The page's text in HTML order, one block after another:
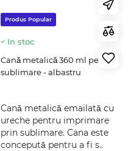
Produs Popular
In stoc
Cană metalică 360 ml pentru
sublimare - albastru
Cană metalică emailată cu
ureche pentru imprimare
prin sublimare. Cana este
concepută pentru a fi s..